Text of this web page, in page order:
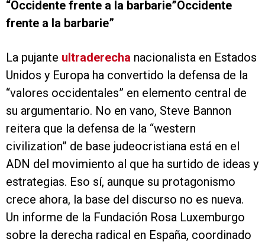
“Occidente frente a la barbarie”Occidente
frente a la barbarie”
La pujante ultraderecha nacionalista en Estados
Unidos y Europa ha convertido la defensa de la
“valores occidentales” en elemento central de
su argumentario. No en vano, Steve Bannon
reitera que la defensa de la “western
civilization” de base judeocristiana está en el
ADN del movimiento al que ha surtido de ideas y
estrategias. Eso sí, aunque su protagonismo
crece ahora, la base del discurso no es nueva.
Un informe de la Fundación Rosa Luxemburgo
sobre la derecha radical en España, coordinado